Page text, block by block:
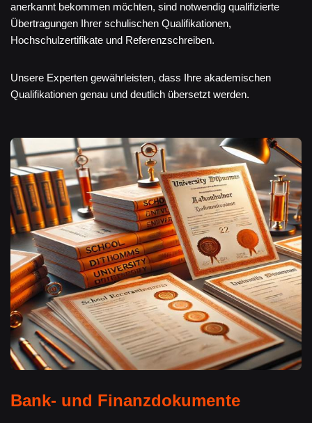
anerkannt bekommen möchten, sind notwendig qualifizierte
Übertragungen Ihrer schulischen Qualifikationen,
Hochschulzertifikate und Referenzschreiben.
Unsere Experten gewährleisten, dass Ihre akademischen
Qualifikationen genau und deutlich übersetzt werden.
Bank- und Finanzdokumente